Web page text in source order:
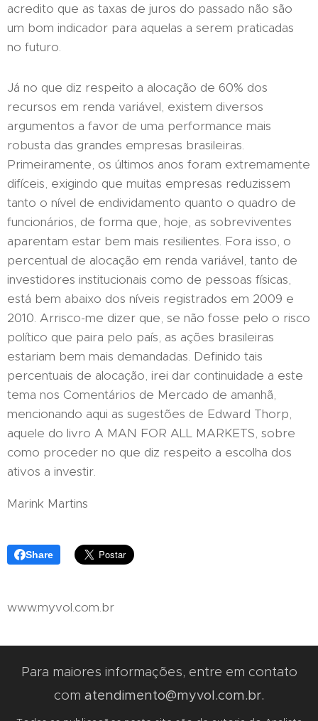
acredito que as taxas de juros do passado não são
um bom indicador para aquelas a serem praticadas
no futuro.
Já no que diz respeito a alocação de 60% dos
recursos em renda variável, existem diversos
argumentos a favor de uma performance mais
robusta das grandes empresas brasileiras.
Primeiramente, os últimos anos foram extremamente
difíceis, exigindo que muitas empresas reduzissem
tanto o nível de endividamento quanto o quadro de
funcionários, de forma que, hoje, as sobreviventes
aparentam estar bem mais resilientes. Fora isso, o
percentual de alocação em renda variável, tanto de
investidores institucionais como de pessoas físicas,
está bem abaixo dos níveis registrados em 2009 e
2010. Arrisco-me dizer que, se não fosse pelo o risco
político que paira pelo país, as ações brasileiras
estariam bem mais demandadas. Definido tais
percentuais de alocação, irei dar continuidade a este
tema nos Comentários de Mercado de amanhã,
mencionando aqui as sugestões de Edward Thorp,
aquele do livro A MAN FOR ALL MARKETS, sobre
como proceder no que diz respeito a escolha dos
ativos a investir.
Marink Martins
Share
www.myvol.com.br
Para maiores informações, entre em contato
com atendimento@myvol.com.br.